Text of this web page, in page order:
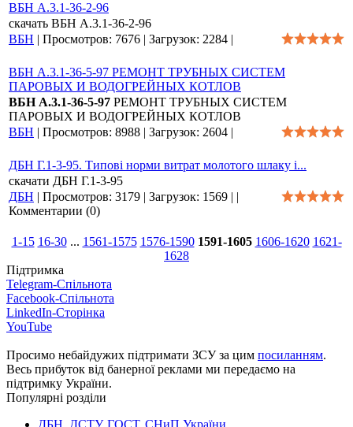
ВБН А.3.1-36-2-96
скачать ВБН А.3.1-36-2-96
ВБН | Просмотров: 7676 | Загрузок: 2284 |
ВБН А.3.1-36-5-97 РЕМОНТ ТРУБНЫХ СИСТЕМ
ПАРОВЫХ И ВОДОГРЕЙНЫХ КОТЛОВ
ВБН А.3.1-36-5-97 РЕМОНТ ТРУБНЫХ СИСТЕМ
ПАРОВЫХ И ВОДОГРЕЙНЫХ КОТЛОВ
ВБН | Просмотров: 8988 | Загрузок: 2604 |
ДБН Г.1-3-95. Типові норми витрат молотого шлаку і...
скачати ДБН Г.1-3-95
ДБН | Просмотров: 3179 | Загрузок: 1569 | |
Комментарии (0)
1-15 16-30 ... 1561-1575 1576-1590 1591-1605 1606-1620 1621-
1628
Підтримка
Telegram-Спільнота
Facebook-Спільнота
LinkedIn-Сторінка
YouTube
Просимо небайдужих підтримати ЗСУ за цим посиланням.
Весь прибуток від банерної реклами ми передаємо на
підтримку України.
Популярні розділи
ДБН, ДСТУ, ГОСТ, СНиП України